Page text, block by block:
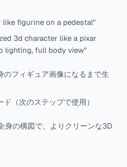
like figurine on a pedestal"
3d character like a pixar
lighting, full body view"
のフィギュア画像になるまで生
（次のステップで使用）
身の構図で、よりクリーンな3D